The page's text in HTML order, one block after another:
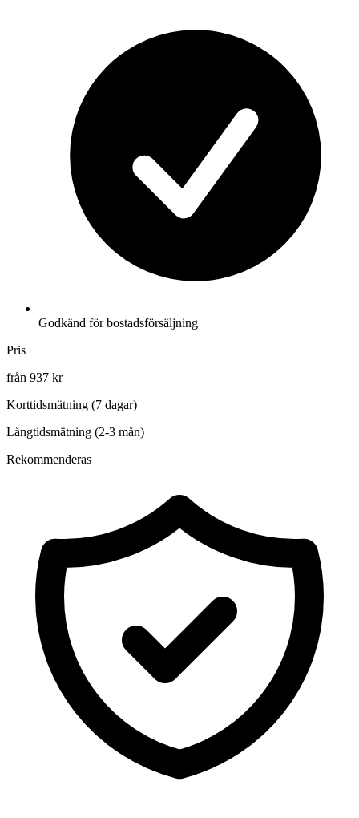
Godkänd för bostadsförsäljning
Pris
från 937 kr
Korttidsmätning (7 dagar)
Långtidsmätning (2-3 mån)
Rekommenderas